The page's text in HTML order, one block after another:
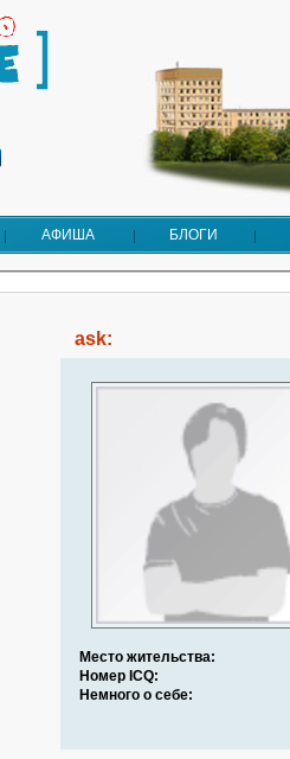
АФИША БЛОГИ
ask:
Место жительства:
Номер ICQ:
Немного о себе: